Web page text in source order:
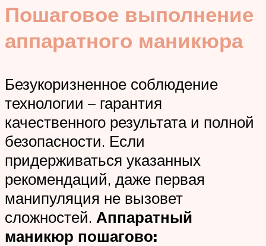
Пошаговое выполнение
аппаратного маникюра
Безукоризненное соблюдение
технологии – гарантия
качественного результата и полной
безопасности. Если
придерживаться указанных
рекомендаций, даже первая
манипуляция не вызовет
сложностей. Аппаратный
маникюр пошагово: